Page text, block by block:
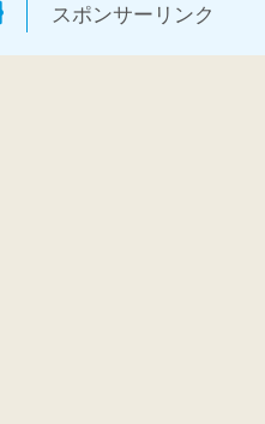
スポンサーリンク